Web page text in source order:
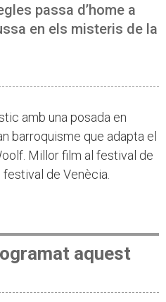
passa d’home a
en els misteris de la
amb una posada en
barroquisme que adapta el
Millor film al festival de
de Venècia.
aquest